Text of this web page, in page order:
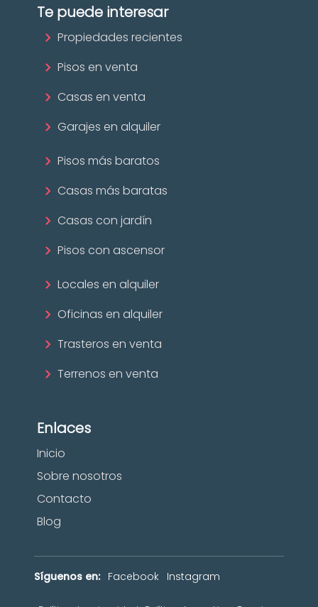
Te puede interesar
Propiedades recientes
Pisos en venta
Casas en venta
Garajes en alquiler
Pisos más baratos
Casas más baratas
Casas con jardín
Pisos con ascensor
Locales en alquiler
Oficinas en alquiler
Trasteros en venta
Terrenos en venta
Enlaces
Inicio
Sobre nosotros
Contacto
Blog
Síguenos en: Facebook Instagram